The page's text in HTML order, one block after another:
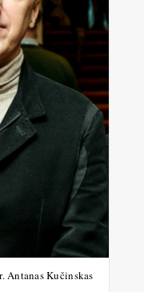
Antanas Kučinskas